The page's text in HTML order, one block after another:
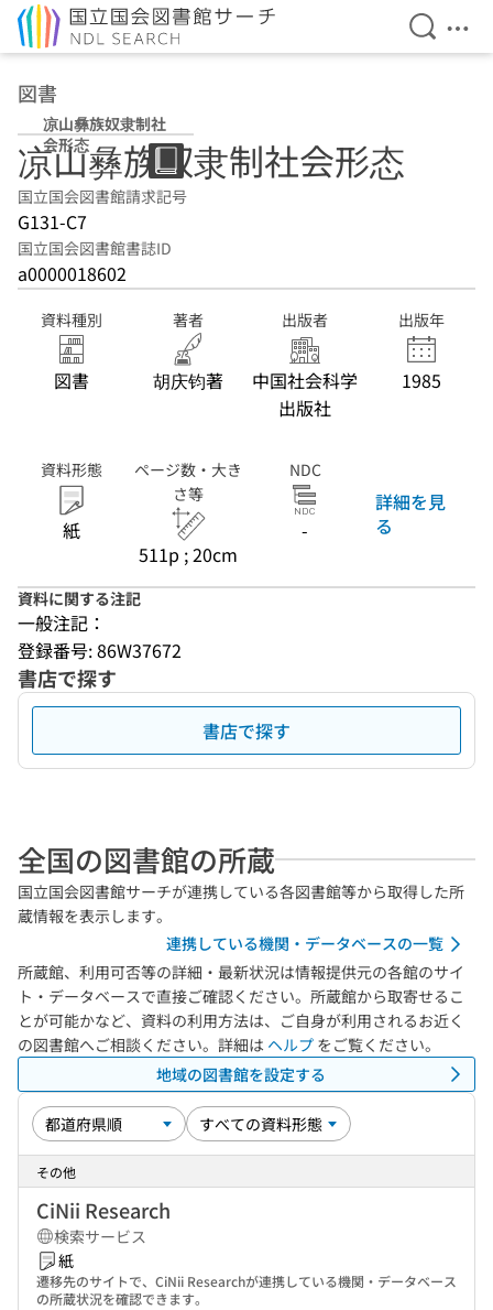
検索を
メ
図書
凉山彝族奴隶制社
会形态
凉山彝族奴隶制社会形态
国立国会図書館請求記号
G131-C7
国立国会図書館書誌ID
a0000018602
資料種別
図書
著者
胡庆钧著
出版者
中国社会科学
出版社
出版年
1985
資料形態
紙
ページ数・大き
さ等
511p ; 20cm
NDC
-
詳細を見
る
資料に関する注記
一般注記：
登録番号: 86W37672
書店で探す
書店で探す
全国の図書館の所蔵
国立国会図書館サーチが連携している各図書館等から取得した所
蔵情報を表示します。
連携している機関・データベースの一覧
所蔵館、利用可否等の詳細・最新状況は情報提供元の各館のサイ
ト・データベースで直接ご確認ください。所蔵館から取寄せるこ
とが可能かなど、資料の利用方法は、ご自身が利用されるお近く
の図書館へご相談ください。詳細は ヘルプ をご覧ください。
地域の図書館を設定する
その他
CiNii Research
検索サービス
紙
遷移先のサイトで、CiNii Researchが連携している機関・データベース
の所蔵状況を確認できます。